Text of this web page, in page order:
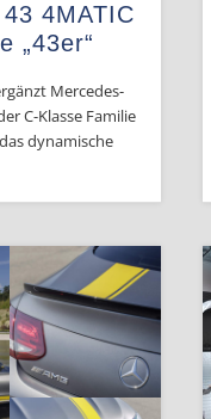
4MATIC
„43er“
Mercedes-
C-Klasse Familie
dynamische